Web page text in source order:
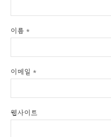
이름 *
이메일 *
웹사이트